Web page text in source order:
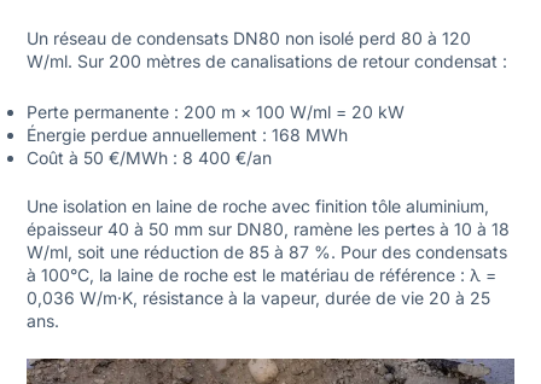
Un réseau de condensats DN80 non isolé perd 80 à 120
W/ml. Sur 200 mètres de canalisations de retour condensat :
Perte permanente : 200 m × 100 W/ml = 20 kW
Énergie perdue annuellement : 168 MWh
Coût à 50 €/MWh : 8 400 €/an
Une isolation en laine de roche avec finition tôle aluminium,
épaisseur 40 à 50 mm sur DN80, ramène les pertes à 10 à 18
W/ml, soit une réduction de 85 à 87 %. Pour des condensats
à 100°C, la laine de roche est le matériau de référence : λ =
0,036 W/m·K, résistance à la vapeur, durée de vie 20 à 25
ans.